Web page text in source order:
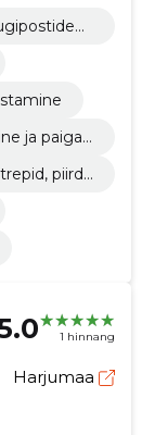
ja paigal
piirde
1 hinnang
Harjumaa